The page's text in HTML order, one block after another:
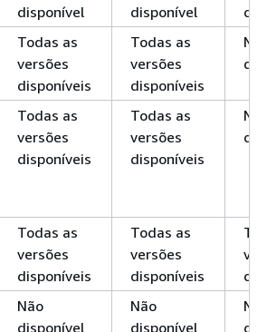
disponível
disponível
Todas as
versões
disponíveis
Todas as
versões
disponíveis
Todas as
versões
disponíveis
Todas as
versões
disponíveis
Todas as
versões
disponíveis
Todas as
versões
disponíveis
Não
disponível
Não
disponível